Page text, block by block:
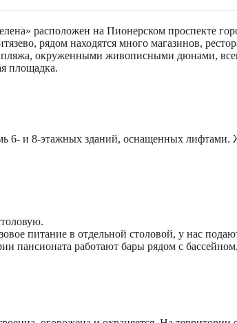
расположен на Пионерском проспекте
рядом находятся много магазинов,
пляжа, окруженными живописными дюнами,
площадка.
6- и 8-этажных зданий, оснащенных
питание в отдельной столовой, у нас
пансионата работают бары рядом с